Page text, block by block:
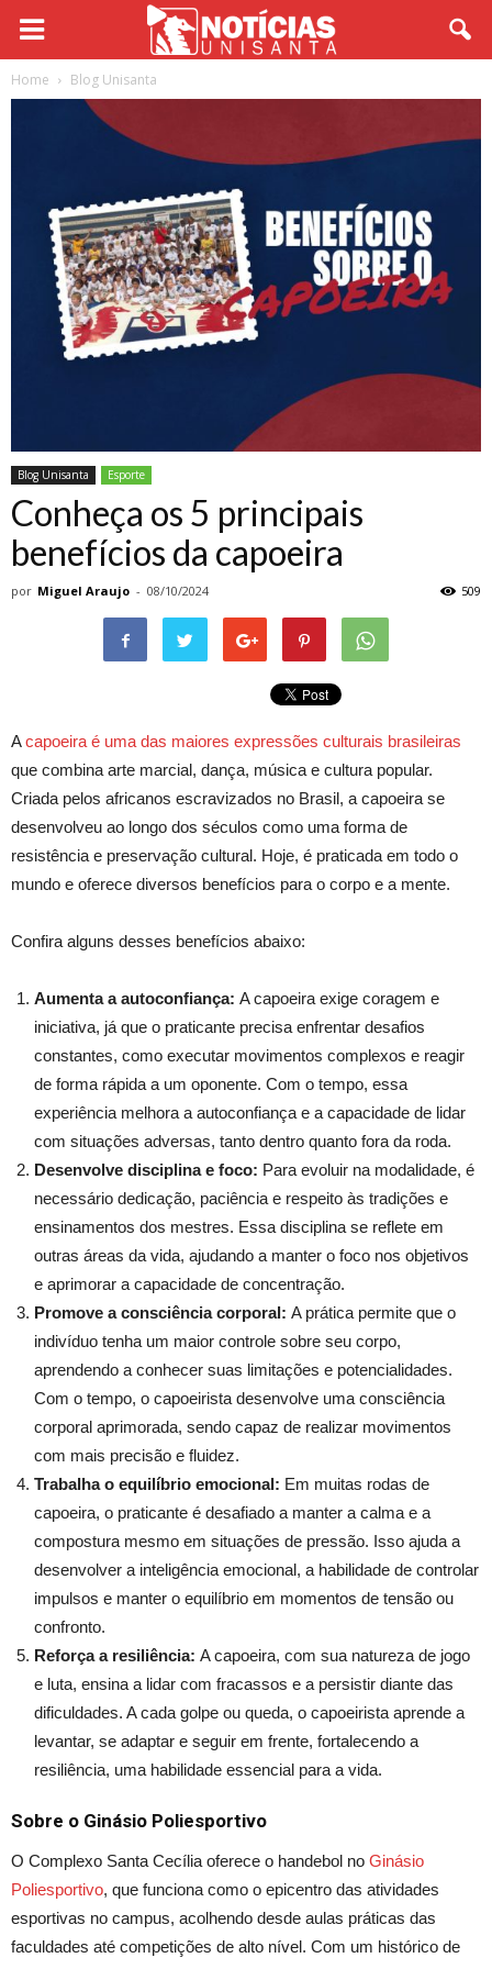
Home Blog Unisanta
Blog Unisanta Esporte
Conheça os 5 principais
benefícios da capoeira
por Miguel Araujo - 08/10/2024 509
Acapoeira é uma das maiores expressões culturais brasileiras
que combina arte marcial, dança, música e cultura popular.
Criada pelos africanos escravizados no Brasil, a capoeira se
desenvolveu ao longo dos séculos como uma forma de
resistência e preservação cultural. Hoje, é praticada em todo o
mundo e oferece diversos benefícios para o corpo e a mente.
Confira alguns desses benefícios abaixo:
Aumenta a autoconfiança: A capoeira exige coragem e
iniciativa, já que o praticante precisa enfrentar desafios
constantes, como executar movimentos complexos e reagir
de forma rápida a um oponente. Com o tempo, essa
experiência melhora a autoconfiança e a capacidade de lidar
com situações adversas, tanto dentro quanto fora da roda.
Desenvolve disciplina e foco: Para evoluir na modalidade, é
necessário dedicação, paciência e respeito às tradições e
ensinamentos dos mestres. Essa disciplina se reflete em
outras áreas da vida, ajudando a manter o foco nos objetivos
e aprimorar a capacidade de concentração.
Promove a consciência corporal: A prática permite que o
indivíduo tenha um maior controle sobre seu corpo,
aprendendo a conhecer suas limitações e potencialidades.
Com o tempo, o capoeirista desenvolve uma consciência
corporal aprimorada, sendo capaz de realizar movimentos
com mais precisão e fluidez.
Trabalha o equilíbrio emocional: Em muitas rodas de
capoeira, o praticante é desafiado a manter a calma e a
compostura mesmo em situações de pressão. Isso ajuda a
desenvolver a inteligência emocional, a habilidade de controlar
impulsos e manter o equilíbrio em momentos de tensão ou
confronto.
Reforça a resiliência: A capoeira, com sua natureza de jogo
e luta, ensina a lidar com fracassos e a persistir diante das
dificuldades. A cada golpe ou queda, o capoeirista aprende a
levantar, se adaptar e seguir em frente, fortalecendo a
resiliência, uma habilidade essencial para a vida.
Sobre o Ginásio Poliesportivo
O Complexo Santa Cecília oferece o handebol no Ginásio
Poliesportivo, que funciona como o epicentro das atividades
esportivas no campus, acolhendo desde aulas práticas das
faculdades até competições de alto nível. Com um histórico de